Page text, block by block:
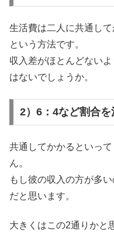
生活費は二人に共通し
という方法です。
収入差がほとんどない
はないでしょうか。
2）6：4など割合を
共通してかかるといっ
ん。
もし彼の収入の方が多
だと思います。
大きくはこの2通りかと